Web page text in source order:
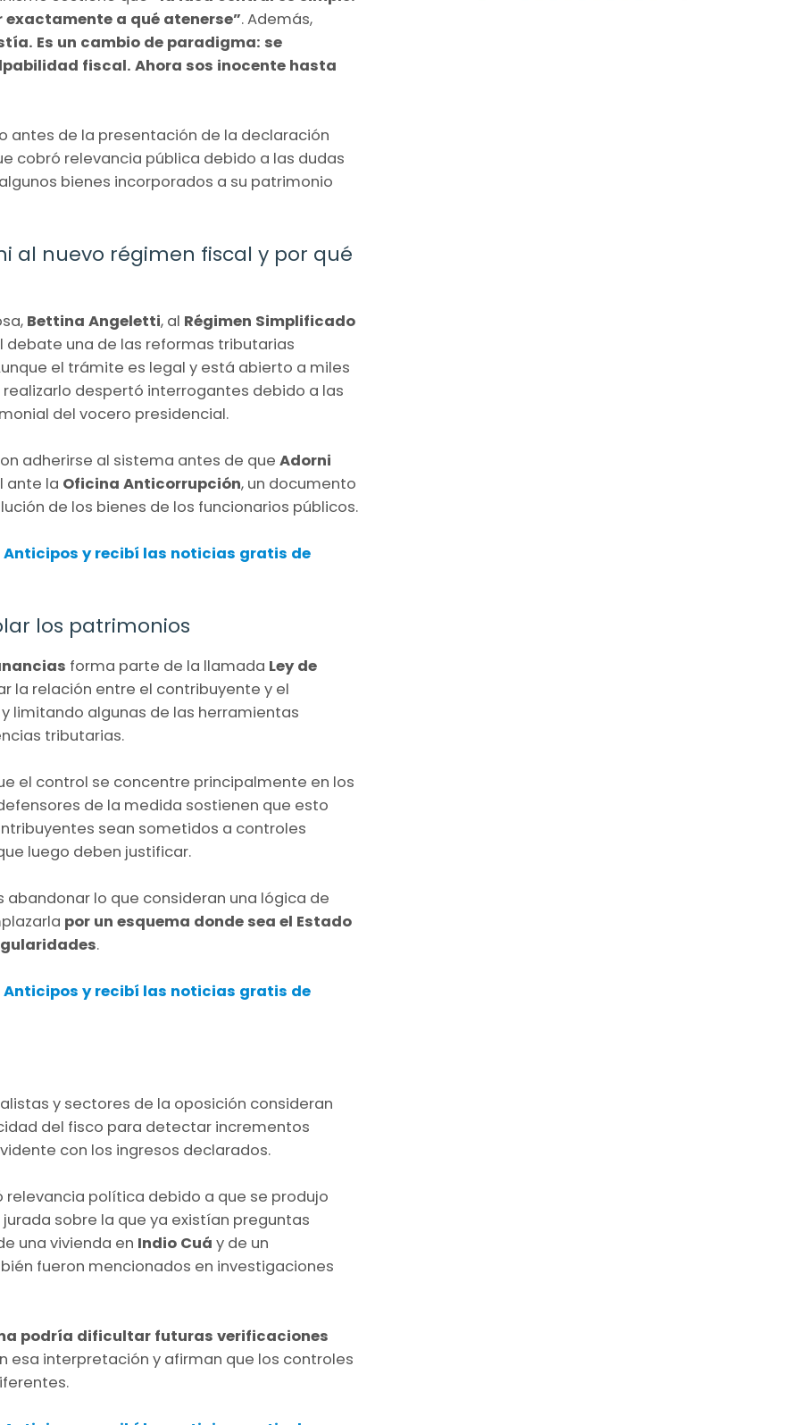
a qué atenerse”. Además,
Es un cambio de paradigma: se
fiscal. Ahora sos inocente hasta
antes de la presentación de la declaración
cobró relevancia pública debido a las dudas
bienes incorporados a su patrimonio
al nuevo régimen fiscal y por qué
Bettina Angeletti, al Régimen Simplificado
una de las reformas tributarias
el trámite es legal y está abierto a miles
despertó interrogantes debido a las
del vocero presidencial.
adherirse al sistema antes de que Adorni
ante la Oficina Anticorrupción, un documento
de los bienes de los funcionarios públicos.
y recibí las noticias gratis de
los patrimonios
forma parte de la llamada Ley de
la relación entre el contribuyente y el
limitando algunas de las herramientas
tributarias.
el control se concentre principalmente en los
de la medida sostienen que esto
sean sometidos a controles
luego deben justificar.
lo que consideran una lógica de
por un esquema donde sea el Estado
.
y recibí las noticias gratis de
y sectores de la oposición consideran
del fisco para detectar incrementos
con los ingresos declarados.
relevancia política debido a que se produjo
sobre la que ya existían preguntas
una vivienda en Indio Cuá y de un
fueron mencionados en investigaciones
podría dificultar futuras verificaciones
esa interpretación y afirman que los controles